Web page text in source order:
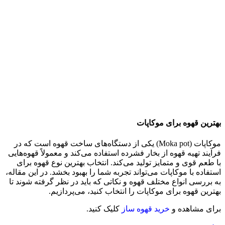
بهترین قهوه برای موکاپات
موکاپات (Moka pot) یکی از دستگاه‌های ساخت قهوه است که در
فرآیند تهیه قهوه از بخار فشرده استفاده می‌کند و معمولاً قهوه‌هایی
با طعم قوی و متمایز تولید می‌کند. انتخاب بهترین نوع قهوه برای
استفاده با موکاپات می‌تواند تجربه شما را بهبود بخشد. در این مقاله،
به بررسی انواع مختلف قهوه و نکاتی که باید در نظر گرفته شوند تا
بهترین قهوه برای موکاپات را انتخاب کنید، می‌پردازیم.
برای مشاهده و خرید قهوه ساز کلیک کنید.